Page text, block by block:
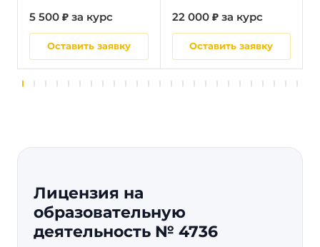
5 500 ₽ за курс
Оставить заявку
22 000 ₽ за курс
Оставить заявку
Лицензия на
образовательную
деятельность № 4736